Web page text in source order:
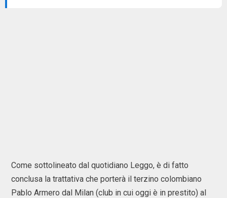
Come sottolineato dal quotidiano Leggo, è di fatto
conclusa la trattativa che porterà il terzino colombiano
Pablo Armero dal Milan (club in cui oggi è in prestito) al